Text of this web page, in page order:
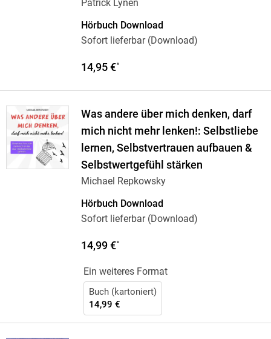
Patrick Lynen
Hörbuch Download
Sofort lieferbar (Download)
14,95 €*
Was andere über mich denken, darf
mich nicht mehr lenken!: Selbstliebe
lernen, Selbstvertrauen aufbauen &
Selbstwertgefühl stärken
Michael Repkowsky
Hörbuch Download
Sofort lieferbar (Download)
14,99 €*
Ein weiteres Format
Buch (kartoniert)
14,99 €